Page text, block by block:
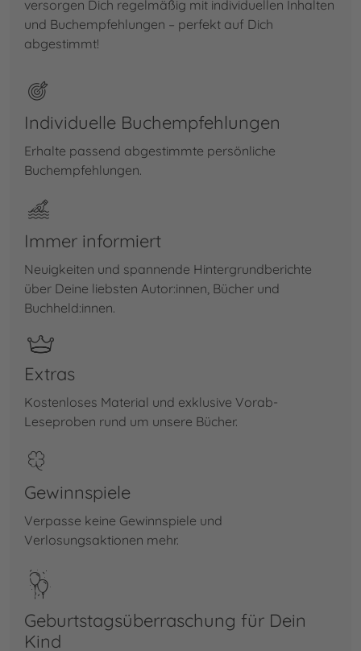
versorgen Dich regelmäßig mit individuellen Inhalten
und Buchempfehlungen – perfekt auf Dich
abgestimmt!
Individuelle Buchempfehlungen
Erhalte passend abgestimmte persönliche
Buchempfehlungen.
Immer informiert
Neuigkeiten und spannende Hintergrundberichte
über Deine liebsten Autor:innen, Bücher und
Buchheld:innen.
Extras
Kostenloses Material und exklusive Vorab-
Leseproben rund um unsere Bücher.
Gewinnspiele
Verpasse keine Gewinnspiele und
Verlosungsaktionen mehr.
Ge­burts­tags­über­ra­schung für Dein
Kind